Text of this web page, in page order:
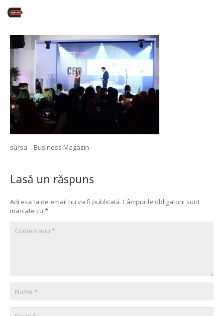
sursa – Business Magazin
Lasă un răspuns
Adresa ta de email nu va fi publicată. Câmpurile obligatorii sunt
marcate cu *